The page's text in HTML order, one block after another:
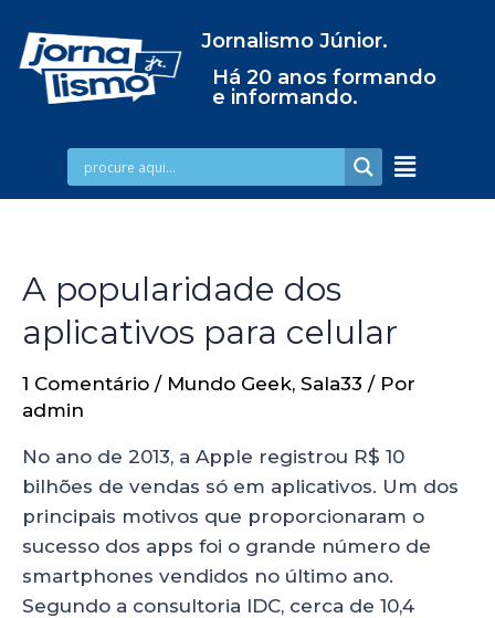
Jornalismo Júnior.
Há 20 anos formando
e informando.
A popularidade dos
aplicativos para celular
1 Comentário / Mundo Geek, Sala33 / Por
admin
No ano de 2013, a Apple registrou R$ 10
bilhões de vendas só em aplicativos. Um dos
principais motivos que proporcionaram o
sucesso dos apps foi o grande número de
smartphones vendidos no último ano.
Segundo a consultoria IDC, cerca de 10,4